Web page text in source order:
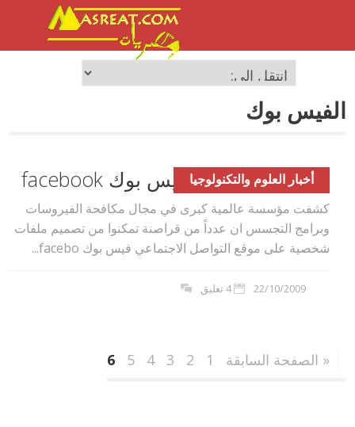
الفيس بوك
أخبار العلوم والتكنولوجيا
القراصنة احتلوا الفيس بوك facebook
كشفت مؤسسة عالمية كبرى في مجال مكافحة الفيروسات
وبرامج التجسس ان عدداً من قراصنة تمكنوا من تصميم ملفات
شخصية على موقع التواصل الاجتماعي فيس بوك facebo...
22/10/2009 4 تعليق
« الصفحة السابقة 1
2
3
4
5
6